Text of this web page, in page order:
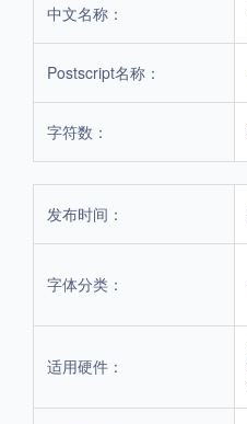
中文名称：
Postscript名称：
字符数：
发布时间：
字体分类：
适用硬件：